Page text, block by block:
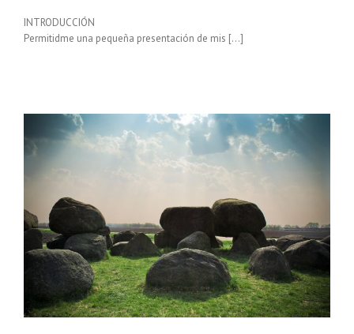
INTRODUCCIÓN
Permitidme una pequeña presentación de mis […]